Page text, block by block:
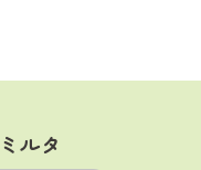
ルタ